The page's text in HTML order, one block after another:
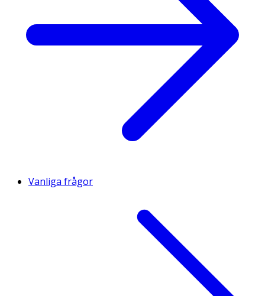
Innehåll
Vanliga frågor